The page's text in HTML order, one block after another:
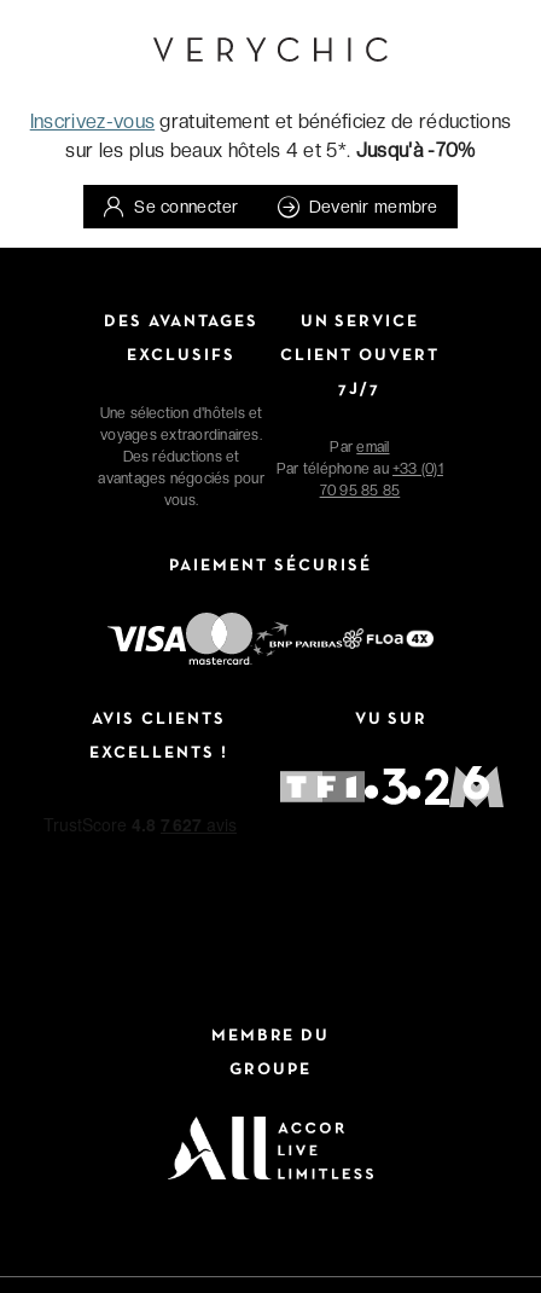
Inscrivez-vous gratuitement et bénéficiez de réductions
sur les plus beaux hôtels 4 et 5*. Jusqu'à -70%
Se connecter Devenir membre
DES AVANTAGES
EXCLUSIFS
Une sélection d'hôtels et
voyages extraordinaires.
Des réductions et
avantages négociés pour
vous.
UN SERVICE
CLIENT OUVERT
7J/7
Paremail
Par téléphone au +33 (0)1
70 95 85 85
PAIEMENT SÉCURISÉ
AVIS CLIENTS
EXCELLENTS !
VU SUR
MEMBRE DU
GROUPE